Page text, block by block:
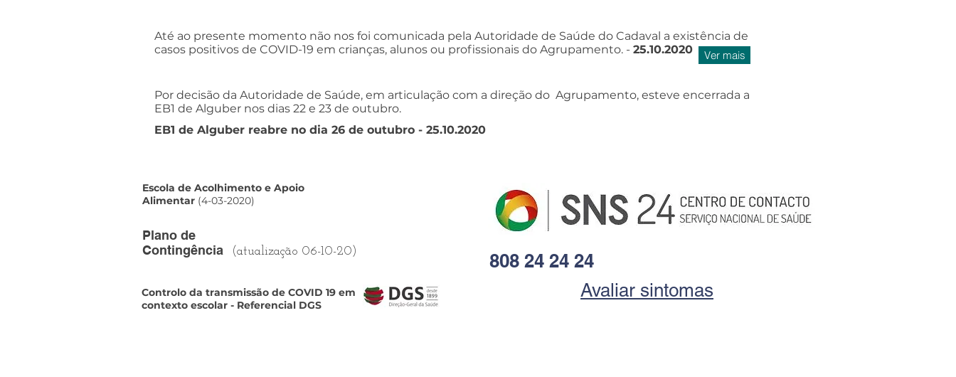
Até ao presente momento não nos foi comunicada pela Autoridade de Saúde do Cadaval a existência de
casos positivos de COVID-19 em crianças, alunos ou profissionais do Agrupamento. - 25.10.2020 Ver mais
Por decisão da Autoridade de Saúde, em articulação com a direção do Agrupamento, esteve encerrada a
EB1 de Alguber nos dias 22 e 23 de outubro.
EB1 de Alguber reabre no dia 26 de outubro - 25.10.2020
Escola de Acolhimento e Apoio
Alimentar (4-03-2020)
Plano de
Contingência
(atualização 06-10-20)
Controlo da transmissão de COVID 19 em
contexto escolar - Referencial DGS
808 24 24 24
Avaliar sintomas